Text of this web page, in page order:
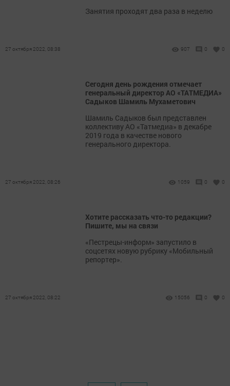
Занятия проходят два раза в неделю
27 октября 2022, 08:38 907 0 0
Сегодня день рождения отмечает
генеральный директор АО «ТАТМЕДИА»
Садыков Шамиль Мухаметович
Шамиль Садыков был представлен
коллективу АО «Татмедиа» в декабре
2019 года в качестве нового
генерального директора.
27 октября 2022, 08:26 1059 0 0
Хотите рассказать что-то редакции?
Пишите, мы на связи
«Пестрецы-информ» запустило в
соцсетях новую рубрику «Мобильный
репортер».
27 октября 2022, 08:22 15056 0 0